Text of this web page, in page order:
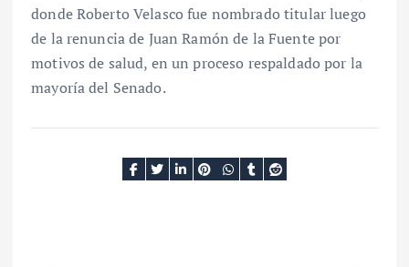
donde Roberto Velasco fue nombrado titular luego
de la renuncia de Juan Ramón de la Fuente por
motivos de salud, en un proceso respaldado por la
mayoría del Senado.